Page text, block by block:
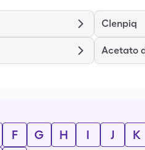
Clenpiq
F G H I J K